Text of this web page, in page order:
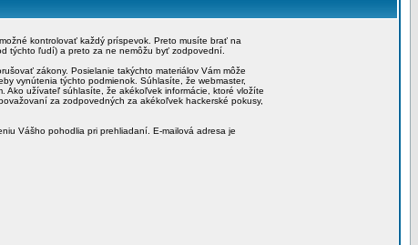
kontrolovať každý príspevok. Preto musíte brať na
týchto ľudí) a preto za ne nemôžu byť zodpovední.
zákony. Posielanie takýchto materiálov Vám môže
vynútenia týchto podmienok. Súhlasíte, že webmaster,
Ako užívateľ súhlasíte, že akékoľvek informácie, ktoré vložíte
za zodpovedných za akékoľvek hackerské pokusy,
Vášho pohodlia pri prehliadaní. E-mailová adresa je